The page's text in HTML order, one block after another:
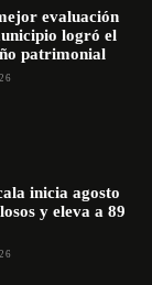
evaluación
logró el
patrimonial
inicia agosto
y eleva a 89